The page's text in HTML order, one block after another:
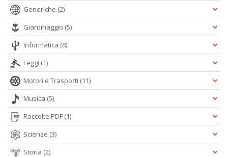
Generiche (2)
Giardinaggio (5)
Informatica (8)
Leggi (1)
Motori e Trasporti (11)
Musica (5)
Raccolte PDF (1)
Scienze (3)
Storia (2)